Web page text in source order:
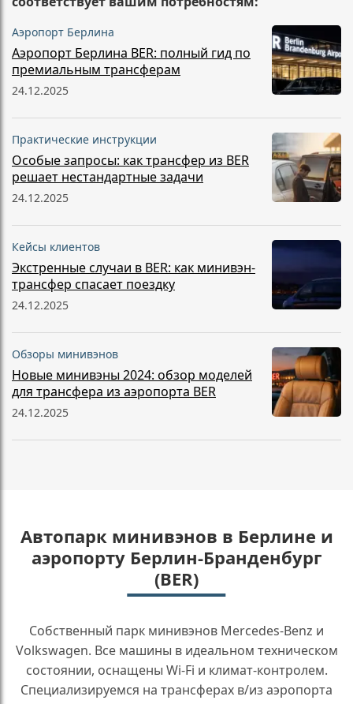
Аэропорт Берлина
Аэропорт Берлина BER: полный гид по
премиальным трансферам
24.12.2025
Практические инструкции
Особые запросы: как трансфер из BER
решает нестандартные задачи
24.12.2025
Кейсы клиентов
Экстренные случаи в BER: как минивэн-
трансфер спасает поездку
24.12.2025
Обзоры минивэнов
Новые минивэны 2024: обзор моделей
для трансфера из аэропорта BER
24.12.2025
Автопарк минивэнов в Берлине и
аэропорту Берлин-Бранденбург
(BER)
Собственный парк минивэнов Mercedes-Benz и
Volkswagen. Все машины в идеальном техническом
состоянии, оснащены Wi-Fi и климат-контролем.
Специализируемся на трансферах в/из аэропорта